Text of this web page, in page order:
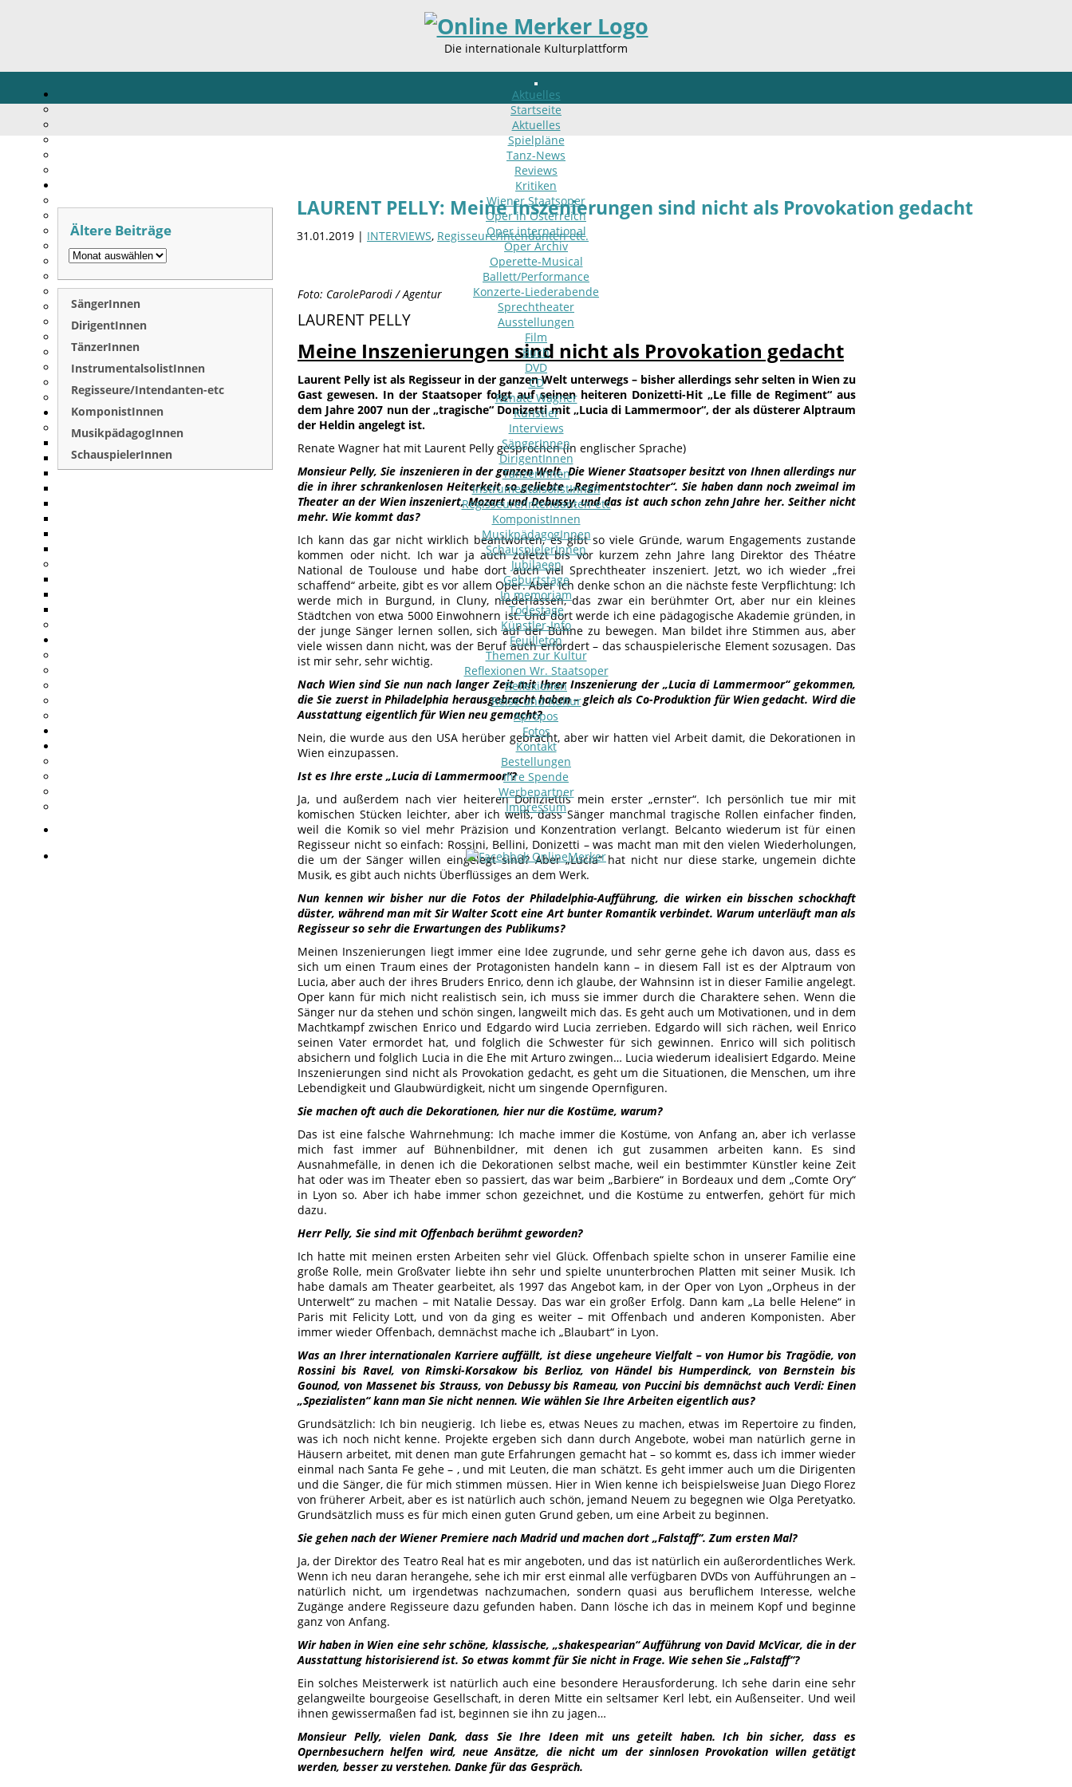
Die internationale Kulturplattform
Aktuelles
Startseite
Aktuelles
Spielpläne
Tanz-News
Reviews
Kritiken
Wiener Staatsoper
Oper in Österreich
Oper international
Oper Archiv
Operette-Musical
Ballett/Performance
Konzerte-Liederabende
Sprechtheater
Ausstellungen
Film
Buch
DVD
CD
Renate Wagner
Künstler
Interviews
SängerInnen
DirigentInnen
TänzerInnen
InstrumentalsolistInnen
Regisseure/Intendanten-etc
KomponistInnen
MusikpädagogInnen
SchauspielerInnen
Jubilaeen
Geburtstage
In memoriam
Todestage
Künstler-Info
Feuilleton
Themen zur Kultur
Reflexionen Wr. Staatsoper
Reflexionen
Reise und Kultur
Apropos
Fotos
Kontakt
Bestellungen
Ihre Spende
Werbepartner
Impressum
LAURENT PELLY: Meine Inszenierungen sind nicht als Provokation gedacht
31.01.2019 | INTERVIEWS, Regisseure/Intendanten etc.
Foto: CaroleParodi / Agentur
LAURENT PELLY
Meine Inszenierungen sind nicht als Provokation gedacht
Laurent Pelly ist als Regisseur in der ganzen Welt unterwegs – bisher allerdings sehr selten in Wien zu
Gast gewesen. In der Staatsoper folgt auf seinen heiteren Donizetti-Hit „Le fille de Regiment“ aus
dem Jahre 2007 nun der „tragische“ Donizetti mit „Lucia di Lammermoor“, der als düsterer Alptraum
der Heldin angelegt ist.
Renate Wagner hat mit Laurent Pelly gesprochen (in englischer Sprache)
Monsieur Pelly, Sie inszenieren in der ganzen Welt. Die Wiener Staatsoper besitzt von Ihnen allerdings nur
die in ihrer schrankenlosen Heiterkeit so geliebte „Regimentstochter“. Sie haben dann noch zweimal im
Theater an der Wien inszeniert, Mozart und Debussy, und das ist auch schon zehn Jahre her. Seither nicht
mehr. Wie kommt das?
Ich kann das gar nicht wirklich beantworten, es gibt so viele Gründe, warum Engagements zustande
kommen oder nicht. Ich war ja auch zuletzt bis vor kurzem zehn Jahre lang Direktor des Théatre
National de Toulouse und habe dort auch viel Sprechtheater inszeniert. Jetzt, wo ich wieder „frei
schaffend“ arbeite, gibt es vor allem Oper. Aber ich denke schon an die nächste feste Verpflichtung: Ich
werde mich in Burgund, in Cluny, niederlassen, das zwar ein berühmter Ort, aber nur ein kleines
Städtchen von etwa 5000 Einwohnern ist. Und dort werde ich eine pädagogische Akademie gründen, in
der junge Sänger lernen sollen, sich auf der Bühne zu bewegen. Man bildet ihre Stimmen aus, aber
viele wissen dann nicht, was der Beruf auch erfordert – das schauspielerische Element sozusagen. Das
ist mir sehr, sehr wichtig.
Nach Wien sind Sie nun nach langer Zeit mit Ihrer Inszenierung der „Lucia di Lammermoor“ gekommen,
die Sie zuerst in Philadelphia herausgebracht haben – gleich als Co-Produktion für Wien gedacht. Wird die
Ausstattung eigentlich für Wien neu gemacht?
Nein, die wurde aus den USA herüber gebracht, aber wir hatten viel Arbeit damit, die Dekorationen in
Wien einzupassen.
Ist es Ihre erste „Lucia di Lammermoor“?
Ja, und außerdem nach vier heiteren Doniziettis mein erster „ernster“. Ich persönlich tue mir mit
komischen Stücken leichter, aber ich weiß, dass Sänger manchmal tragische Rollen einfacher finden,
weil die Komik so viel mehr Präzision und Konzentration verlangt. Belcanto wiederum ist für einen
Regisseur nicht so einfach: Rossini, Bellini, Donizetti – was macht man mit den vielen Wiederholungen,
die um der Sänger willen eingelegt sind? Aber „Lucia“ hat nicht nur diese starke, ungemein dichte
Musik, es gibt auch nichts Überflüssiges an dem Werk.
Nun kennen wir bisher nur die Fotos der Philadelphia-Aufführung, die wirken ein bisschen schockhaft
düster, während man mit Sir Walter Scott eine Art bunter Romantik verbindet. Warum unterläuft man als
Regisseur so sehr die Erwartungen des Publikums?
Meinen Inszenierungen liegt immer eine Idee zugrunde, und sehr gerne gehe ich davon aus, dass es
sich um einen Traum eines der Protagonisten handeln kann – in diesem Fall ist es der Alptraum von
Lucia, aber auch der ihres Bruders Enrico, denn ich glaube, der Wahnsinn ist in dieser Familie angelegt.
Oper kann für mich nicht realistisch sein, ich muss sie immer durch die Charaktere sehen. Wenn die
Sänger nur da stehen und schön singen, langweilt mich das. Es geht auch um Motivationen, und in dem
Machtkampf zwischen Enrico und Edgardo wird Lucia zerrieben. Edgardo will sich rächen, weil Enrico
seinen Vater ermordet hat, und folglich die Schwester für sich gewinnen. Enrico will sich politisch
absichern und folglich Lucia in die Ehe mit Arturo zwingen… Lucia wiederum idealisiert Edgardo. Meine
Inszenierungen sind nicht als Provokation gedacht, es geht um die Situationen, die Menschen, um ihre
Lebendigkeit und Glaubwürdigkeit, nicht um singende Opernfiguren.
Sie machen oft auch die Dekorationen, hier nur die Kostüme, warum?
Das ist eine falsche Wahrnehmung: Ich mache immer die Kostüme, von Anfang an, aber ich verlasse
mich fast immer auf Bühnenbildner, mit denen ich gut zusammen arbeiten kann. Es sind
Ausnahmefälle, in denen ich die Dekorationen selbst mache, weil ein bestimmter Künstler keine Zeit
hat oder was im Theater eben so passiert, das war beim „Barbiere“ in Bordeaux und dem „Comte Ory“
in Lyon so. Aber ich habe immer schon gezeichnet, und die Kostüme zu entwerfen, gehört für mich
dazu.
Herr Pelly, Sie sind mit Offenbach berühmt geworden?
Ich hatte mit meinen ersten Arbeiten sehr viel Glück. Offenbach spielte schon in unserer Familie eine
große Rolle, mein Großvater liebte ihn sehr und spielte ununterbrochen Platten mit seiner Musik. Ich
habe damals am Theater gearbeitet, als 1997 das Angebot kam, in der Oper von Lyon „Orpheus in der
Unterwelt“ zu machen – mit Natalie Dessay. Das war ein großer Erfolg. Dann kam „La belle Helene“ in
Paris mit Felicity Lott, und von da ging es weiter – mit Offenbach und anderen Komponisten. Aber
immer wieder Offenbach, demnächst mache ich „Blaubart“ in Lyon.
Was an Ihrer internationalen Karriere auffällt, ist diese ungeheure Vielfalt – von Humor bis Tragödie, von
Rossini bis Ravel, von Rimski-Korsakow bis Berlioz, von Händel bis Humperdinck, von Bernstein bis
Gounod, von Massenet bis Strauss, von Debussy bis Rameau, von Puccini bis demnächst auch Verdi: Einen
„Spezialisten“ kann man Sie nicht nennen. Wie wählen Sie Ihre Arbeiten eigentlich aus?
Grundsätzlich: Ich bin neugierig. Ich liebe es, etwas Neues zu machen, etwas im Repertoire zu finden,
was ich noch nicht kenne. Projekte ergeben sich dann durch Angebote, wobei man natürlich gerne in
Häusern arbeitet, mit denen man gute Erfahrungen gemacht hat – so kommt es, dass ich immer wieder
einmal nach Santa Fe gehe – , und mit Leuten, die man schätzt. Es geht immer auch um die Dirigenten
und die Sänger, die für mich stimmen müssen. Hier in Wien kenne ich beispielsweise Juan Diego Florez
von früherer Arbeit, aber es ist natürlich auch schön, jemand Neuem zu begegnen wie Olga Peretyatko.
Grundsätzlich muss es für mich einen guten Grund geben, um eine Arbeit zu beginnen.
Sie gehen nach der Wiener Premiere nach Madrid und machen dort „Falstaff“. Zum ersten Mal?
Ja, der Direktor des Teatro Real hat es mir angeboten, und das ist natürlich ein außerordentliches Werk.
Wenn ich neu daran herangehe, sehe ich mir erst einmal alle verfügbaren DVDs von Aufführungen an –
natürlich nicht, um irgendetwas nachzumachen, sondern quasi aus beruflichem Interesse, welche
Zugänge andere Regisseure dazu gefunden haben. Dann lösche ich das in meinem Kopf und beginne
ganz von Anfang.
Wir haben in Wien eine sehr schöne, klassische, „shakespearian“ Aufführung von David McVicar, die in der
Ausstattung historisierend ist. So etwas kommt für Sie nicht in Frage. Wie sehen Sie „Falstaff“?
Ein solches Meisterwerk ist natürlich auch eine besondere Herausforderung. Ich sehe darin eine sehr
gelangweilte bourgeoise Gesellschaft, in deren Mitte ein seltsamer Kerl lebt, ein Außenseiter. Und weil
ihnen gewissermaßen fad ist, beginnen sie ihn zu jagen…
Monsieur Pelly, vielen Dank, dass Sie Ihre Ideen mit uns geteilt haben. Ich bin sicher, dass es
Opernbesuchern helfen wird, neue Ansätze, die nicht um der sinnlosen Provokation willen getätigt
werden, besser zu verstehen. Danke für das Gespräch.
Ältere Beiträge
SängerInnen
DirigentInnen
TänzerInnen
InstrumentalsolistInnen
Regisseure/Intendanten-etc
KomponistInnen
MusikpädagogInnen
SchauspielerInnen